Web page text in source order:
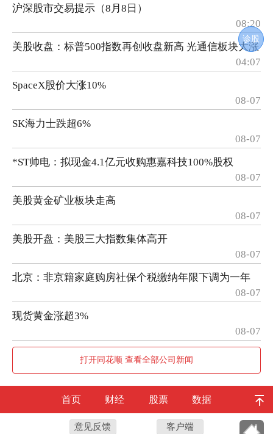
诊股
沪深股市交易提示（8月8日）
08:20
美股收盘：标普500指数再创收盘新高 光通信板块大涨
04:07
SpaceX股价大涨10%
08-07
SK海力士跌超6%
08-07
*ST帅电：拟现金4.1亿元收购惠嘉科技100%股权
08-07
美股黄金矿业板块走高
08-07
美股开盘：美股三大指数集体高开
08-07
北京：非京籍家庭购房社保个税缴纳年限下调为一年
08-07
现货黄金涨超3%
08-07
打开同花顺 查看全部公司新闻
首页 财经 股票 数据
意见反馈 客户端